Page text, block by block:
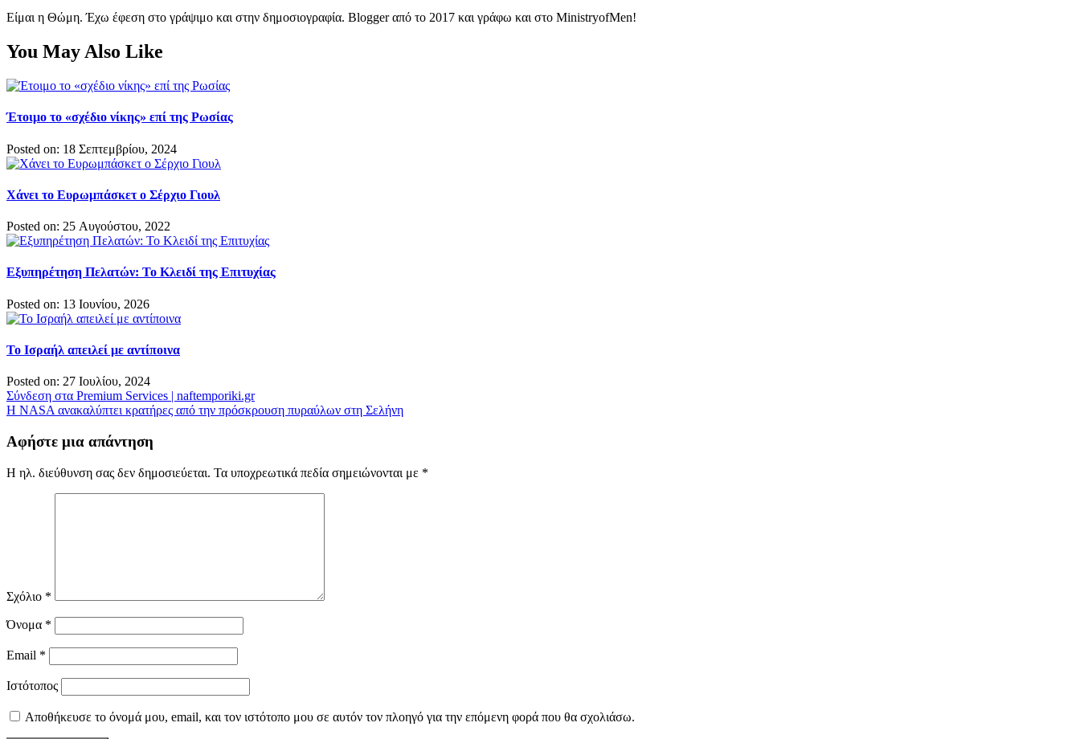
Είμαι η Θώμη. Έχω έφεση στο γράψιμο και στην δημοσιογραφία. Blogger από το 2017 και γράφω και στο MinistryofMen!
You May Also Like
Έτοιμο το «σχέδιο νίκης» επί της Ρωσίας
Posted on: 18 Σεπτεμβρίου, 2024
Χάνει το Ευρωμπάσκετ ο Σέρχιο Γιουλ
Posted on: 25 Αυγούστου, 2022
Εξυπηρέτηση Πελατών: Το Κλειδί της Επιτυχίας
Posted on: 13 Ιουνίου, 2026
Το Ισραήλ απειλεί με αντίποινα
Posted on: 27 Ιουλίου, 2024
Πλοήγηση
άρθρων
Σύνδεση στα Premium Services | naftemporiki.gr
Η NASA ανακαλύπτει κρατήρες από την πρόσκρουση πυραύλων στη Σελήνη
Αφήστε μια απάντηση
Η ηλ. διεύθυνση σας δεν δημοσιεύεται. Τα υποχρεωτικά πεδία σημειώνονται με *
Σχόλιο *
Όνομα *
Email *
Ιστότοπος
Αποθήκευσε το όνομά μου, email, και τον ιστότοπο μου σε αυτόν τον πλοηγό για την επόμενη φορά που θα σχολιάσω.